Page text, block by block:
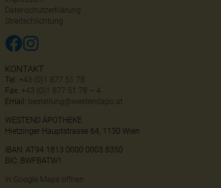
Datenschutzerklärung
Streitschlichtung
KONTAKT
Tel: +43 (0)1 877 51 78
Fax: +43 (0)1 877 51 78 – 4
Email: bestellung@westendapo.at
WESTEND APOTHEKE
Hietzinger Hauptstrasse 64, 1130 Wien
IBAN: AT94 1813 0000 0003 8350
BIC: BWFBATW1
In Google Maps öffnen